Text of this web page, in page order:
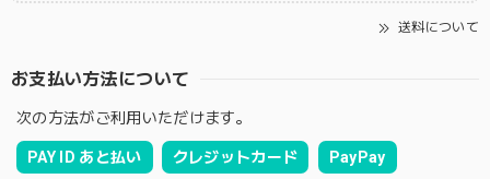
送料について
お支払い方法について
次の方法がご利用いただけます。
PAY ID あと払い クレジットカード PayPay